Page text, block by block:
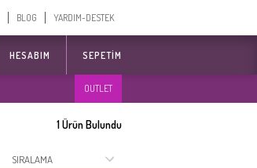
BLOG YARDIM-DESTEK
HESABIM SEPETIM
OUTLET
1Ürün Bulundu